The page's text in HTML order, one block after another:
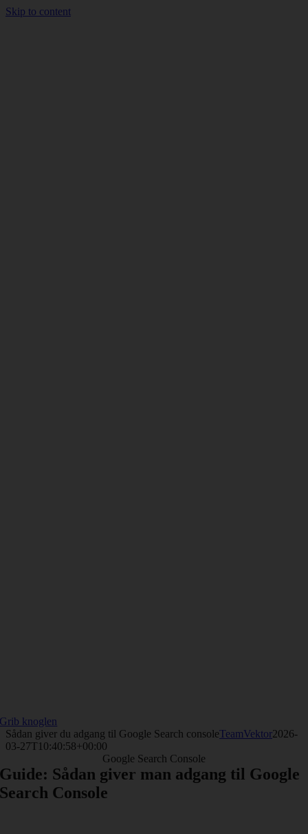
Skip to content
Grib knoglen
Sådan giver du adgang til Google Search consoleTeamVektor2026-
03-27T10:40:58+00:00
Google Search Console
Guide: Sådan giver man adgang til Google
Search Console